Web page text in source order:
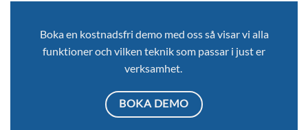
Boka en kostnadsfri demo med oss så visar vi alla
funktioner och vilken teknik som passar i just er
verksamhet.
BOKA DEMO